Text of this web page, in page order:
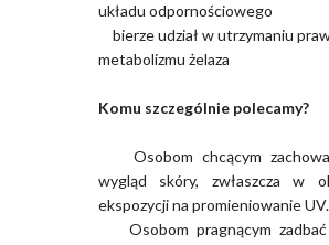
układu odpornościowego
bierze udział w utrzymaniu
metabolizmu żelaza
Komu szczególnie polecamy?
Osobom chcącym
wygląd skóry, zwłaszcza w
ekspozycji na promieniowanie UV.
Osobom pragnącym zadbać